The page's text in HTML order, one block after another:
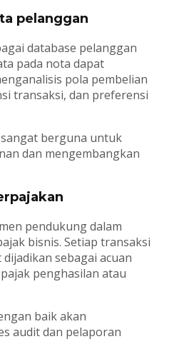
pelanggan
database pelanggan
pada nota dapat
pola pembelian
transaksi, dan preferensi
berguna untuk
dan mengembangkan
pendukung dalam
bisnis. Setiap transaksi
sebagai acuan
penghasilan atau
baik akan
audit dan pelaporan